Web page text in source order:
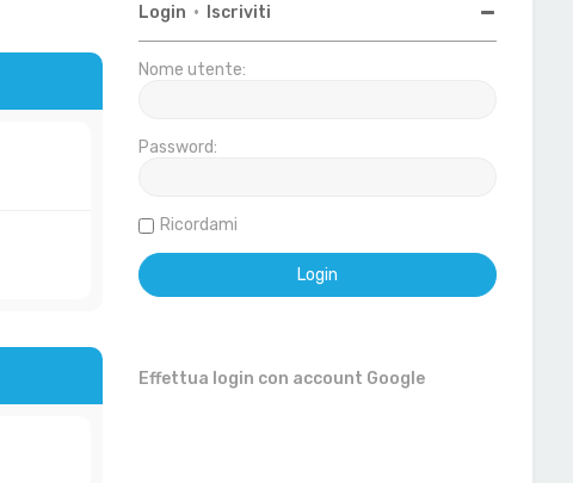
Login • Iscriviti
Nome utente:
Password:
Ricordami
Effettua login con account Google